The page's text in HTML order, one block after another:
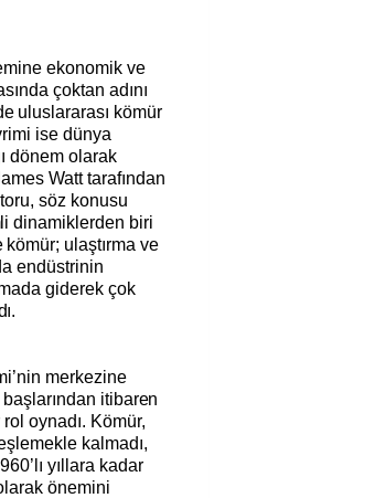
ekonomik ve
çoktan adını
uluslararası kömür
ise dünya
dönem olarak
Watt tarafından
söz konusu
dinamiklerden biri
ulaştırma ve
endüstrinin
giderek çok
merkezine
itibaren
oynadı. Kömür,
kalmadı,
yıllara kadar
önemini